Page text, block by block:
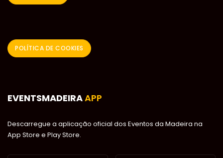
POLÍTICA DE COOKIES
EVENTSMADEIRAAPP
Descarregue a aplicação oficial dos Eventos da Madeira na
App Store e Play Store.